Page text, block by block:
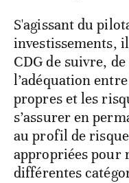
S'agissant du
investissements,
CDG de suivre,
l’adéquation
propres et les
s’assurer en
au profil de
appropriées pour
différentes